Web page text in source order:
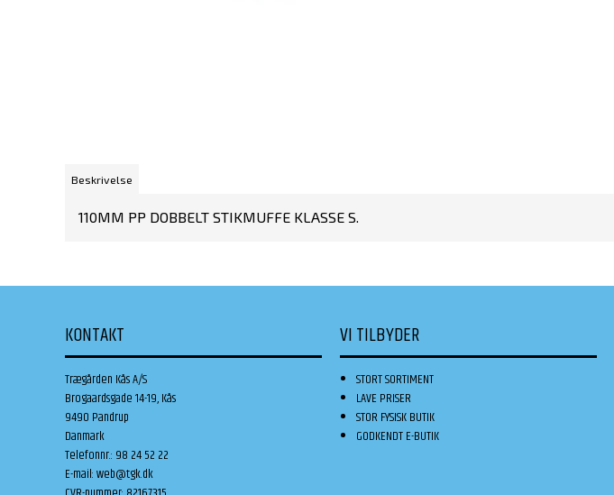
Beskrivelse
110MM PP DOBBELT STIKMUFFE KLASSE S.
KONTAKT
Trægården Kås A/S
Brogaardsgade 14-19, Kås
9490 Pandrup
Danmark
Telefonnr.: 98 24 52 22
E-mail:web@tgk.dk
VI TILBYDER
STORT SORTIMENT
LAVE PRISER
STOR FYSISK BUTIK
GODKENDT E-BUTIK